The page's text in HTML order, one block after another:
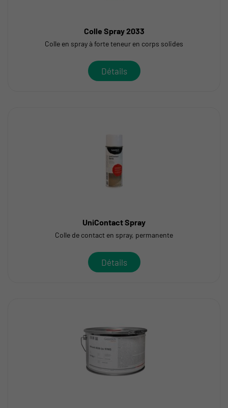
Colle Spray 2033
Colle en spray à forte teneur en corps solides
Détails
UniContact Spray
Colle de contact en spray, permanente
Détails